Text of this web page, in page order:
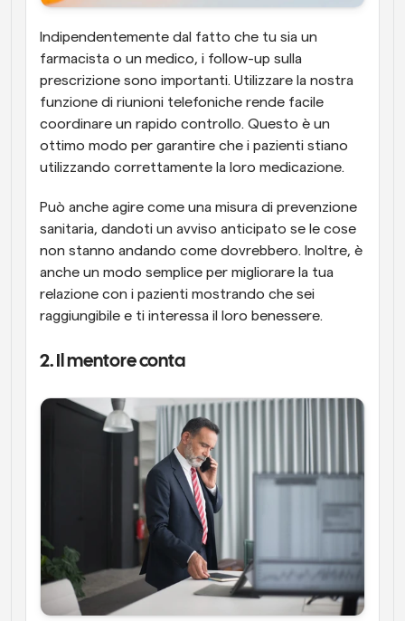
Indipendentemente dal fatto che tu sia un
farmacista o un medico, i follow-up sulla
prescrizione sono importanti. Utilizzare la nostra
funzione di riunioni telefoniche rende facile
coordinare un rapido controllo. Questo è un
ottimo modo per garantire che i pazienti stiano
utilizzando correttamente la loro medicazione.
Può anche agire come una misura di prevenzione
sanitaria, dandoti un avviso anticipato se le cose
non stanno andando come dovrebbero. Inoltre, è
anche un modo semplice per migliorare la tua
relazione con i pazienti mostrando che sei
raggiungibile e ti interessa il loro benessere.
2. Il mentore conta